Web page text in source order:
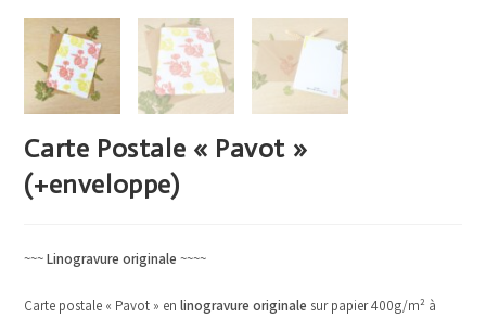
Carte Postale « Pavot »
(+enveloppe)
~~~Linogravure originale ~~~~
Carte postale « Pavot » enlinogravure originale sur papier 400g/m² à